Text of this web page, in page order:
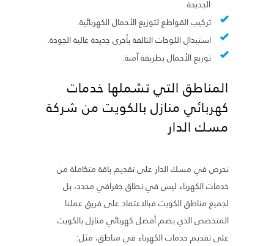
الجديدة.
تركيب القواطع لتوزيع الأحمال الكهربائية.
استبدال اللوحات التالفة بأخرى جديدة عالية الجودة.
توزيع الأحمال بطريقة آمنة.
المناطق التي تشملها خدمات
كهربائي منازل بالكويت من شركة
مسك الدار
نحرص في مسك الدار على تقديم باقة متكاملة من
خدمات الكهرباء ليس في نطاق جغرافي محدد، بل
لجميع مناطق الكويت فبالاعتماد على فريق عملنا
المتخصص الذي يضم أفضل كهربائي منازل بالكويت
على تقديم خدمات الكهرباء في مناطق، مثل: